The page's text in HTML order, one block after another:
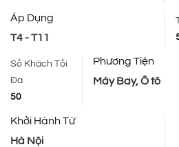
Áp Dụng
T4 - T11
Số Khách Tối
Đa
50
Phương Tiện
Máy Bay, Ô tô
Khởi Hành Từ
Hà Nội